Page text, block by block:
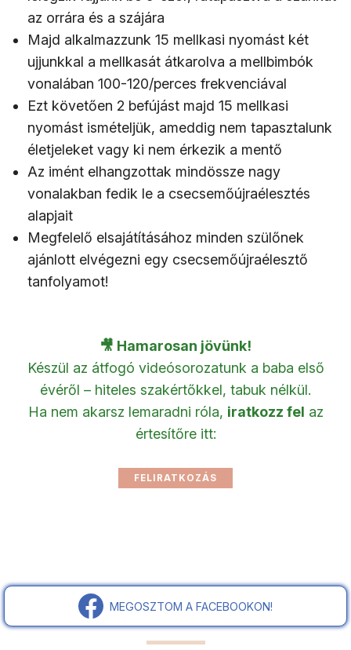
az orrára és a szájára
Majd alkalmazzunk 15 mellkasi nyomást két
ujjunkkal a mellkasát átkarolva a mellbimbók
vonalában 100-120/perces frekvenciával
Ezt követően 2 befújást majd 15 mellkasi
nyomást ismételjük, ameddig nem tapasztalunk
életjeleket vagy ki nem érkezik a mentő
Az imént elhangzottak mindössze nagy
vonalakban fedik le a csecsemőújraélesztés
alapjait
Megfelelő elsajátításához minden szülőnek
ajánlott elvégezni egy csecsemőújraélesztő
tanfolyamot!
🎥 Hamarosan jövünk!
Készül az átfogó videósorozatunk a baba első
évéről – hiteles szakértőkkel, tabuk nélkül.
Ha nem akarsz lemaradni róla, iratkozz fel az
értesítőre itt:
MEGOSZTOM A FACEBOOKON!